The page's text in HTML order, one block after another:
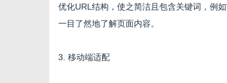
优化URL结构，使之简洁且包含关键词，例
一目了然地了解页面内容。
3. 移动端适配